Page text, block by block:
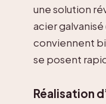
une solution
acier
conviennent
se posent
Réalisation